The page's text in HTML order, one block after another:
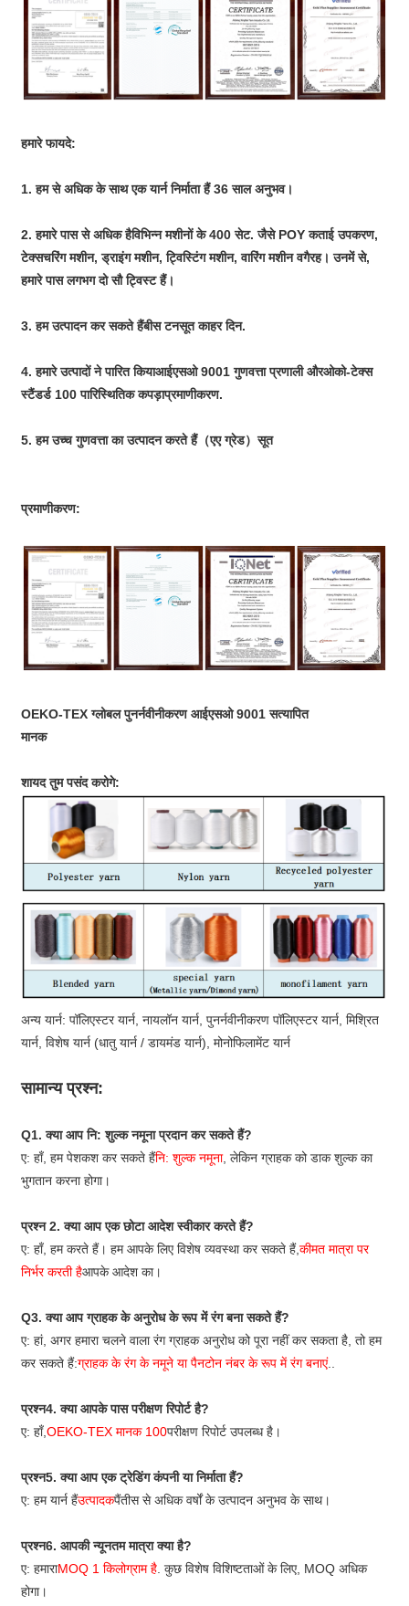
हमारे फायदे:
1. हम से अधिक के साथ एक यार्न निर्माता हैं 36 साल अनुभव।
2. हमारे पास से अधिक हैविभिन्न मशीनों के 400 सेट. जैसे POY कताई उपकरण,
टेक्सचरिंग मशीन, ड्राइंग मशीन, ट्विस्टिंग मशीन, वारिंग मशीन वगैरह। उनमें से,
हमारे पास लगभग दो सौ ट्विस्ट हैं।
3. हम उत्पादन कर सकते हैंबीस टनसूत काहर दिन.
4. हमारे उत्पादों ने पारित कियाआईएसओ 9001 गुणवत्ता प्रणाली औरओको-टेक्स
स्टैंडर्ड 100 पारिस्थितिक कपड़ाप्रमाणीकरण.
5. हम उच्च गुणवत्ता का उत्पादन करते हैं（एए ग्रेड）सूत
प्रमाणीकरण:
OEKO-TEX ग्लोबल पुनर्नवीनीकरण आईएसओ 9001 सत्यापित
मानक
शायद तुम पसंद करोगे:
अन्य यार्न: पॉलिएस्टर यार्न, नायलॉन यार्न, पुनर्नवीनीकरण पॉलिएस्टर यार्न, मिश्रित
यार्न, विशेष यार्न (धातु यार्न / डायमंड यार्न), मोनोफिलामेंट यार्न
सामान्य प्रश्न:
Q1. क्या आप नि: शुल्क नमूना प्रदान कर सकते हैं?
ए: हाँ, हम पेशकश कर सकते हैंनि: शुल्क नमूना, लेकिन ग्राहक को डाक शुल्क का
भुगतान करना होगा।
प्रश्न 2. क्या आप एक छोटा आदेश स्वीकार करते हैं?
ए: हाँ, हम करते हैं। हम आपके लिए विशेष व्यवस्था कर सकते हैं,कीमत मात्रा पर
निर्भर करती हैआपके आदेश का।
Q3. क्या आप ग्राहक के अनुरोध के रूप में रंग बना सकते हैं?
ए: हां, अगर हमारा चलने वाला रंग ग्राहक अनुरोध को पूरा नहीं कर सकता है, तो हम
कर सकते हैं:ग्राहक के रंग के नमूने या पैनटोन नंबर के रूप में रंग बनाएं..
प्रश्न4. क्या आपके पास परीक्षण रिपोर्ट है?
ए: हाँ,OEKO-TEX मानक 100परीक्षण रिपोर्ट उपलब्ध है।
प्रश्न5. क्या आप एक ट्रेडिंग कंपनी या निर्माता हैं?
ए: हम यार्न हैंउत्पादकपैंतीस से अधिक वर्षों के उत्पादन अनुभव के साथ।
प्रश्न6. आपकी न्यूनतम मात्रा क्या है?
ए: हमाराMOQ 1 किलोग्राम है . कुछ विशेष विशिष्टताओं के लिए, MOQ अधिक
होगा।